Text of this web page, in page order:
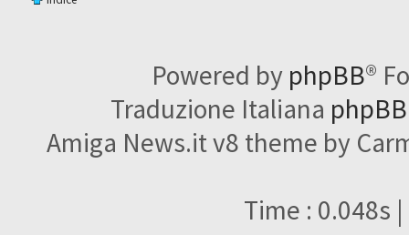
Powered by phpBB®
Traduzione Italiana
Amiga News.it v8 theme by
Time : 0.048s